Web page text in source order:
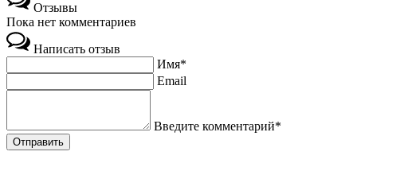
Отзывы
Пока нет комментариев
Написать отзыв
Имя*
Email
Введите комментарий*